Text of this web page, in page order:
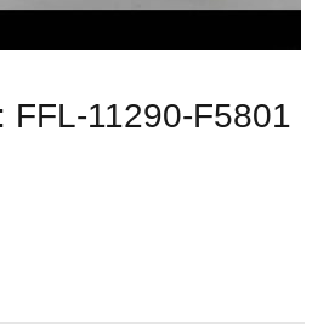
FFL-11290-F5801